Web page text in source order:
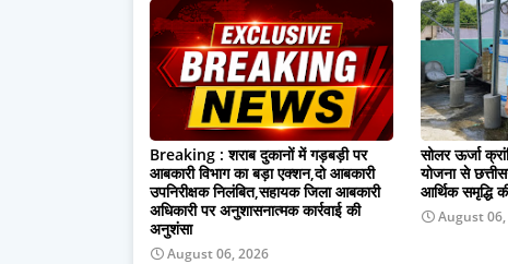
Breaking : शराब दुकानों में गड़बड़ी पर
आबकारी विभाग का बड़ा एक्शन,दो आबकारी
उपनिरीक्षक निलंबित,सहायक जिला आबकारी
अधिकारी पर अनुशासनात्मक कार्रवाई की
अनुशंसा
August 06, 2026
सोलर ऊर्जा
योजना से
आर्थिक समृद्धि
August